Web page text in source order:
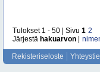
Tulokset 1 - 50 | Sivu 1 2
Järjestä hakuarvon
Rekisteriseloste